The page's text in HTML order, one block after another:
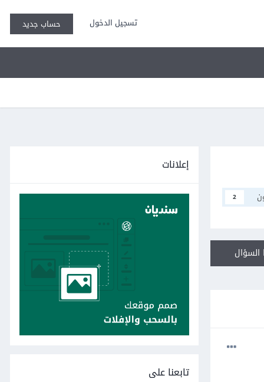
تسجيل الدخول حساب جديد
2
إعلانات
تابعنا على